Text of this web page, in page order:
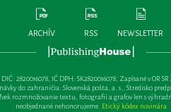
ARCHÍV RSS NEWSLETTER
2820016078, IČ DPH: SK2820016078, Zapísané v OR
do zahraničia: Slovenská pošta, a. s., Stredisko
rozmnožovanie textu, fotografií a grafov len s
neobjednané nehonorujeme. Etický kódex novinára